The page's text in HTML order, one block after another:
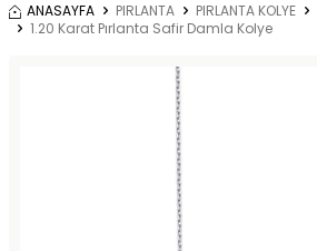
ANASAYFA PIRLANTA PIRLANTA KOLYE
1.20 Karat Pırlanta Safir Damla Kolye